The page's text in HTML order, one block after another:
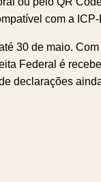
com a
30 de maio.
Federal é
declarações